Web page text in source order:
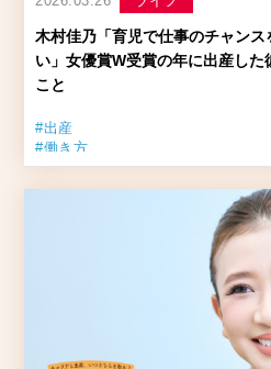
木村佳乃「育児で仕事のチャン
い」女優賞W受賞の年に出産した
こと
#出産
#働き方
#俳優
#キャリアヒストリー